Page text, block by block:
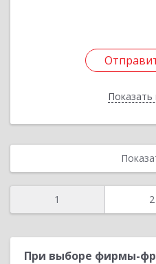
Показать
1 2
При выборе фирмы-